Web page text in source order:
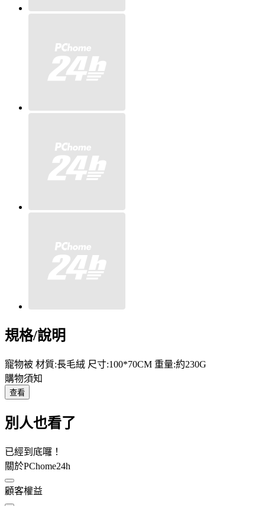
規格/說明
寵物被 材質:長毛絨 尺寸:100*70CM 重量:約230G
購物須知
查看
別人也看了
已經到底囉！
關於PChome24h
顧客權益